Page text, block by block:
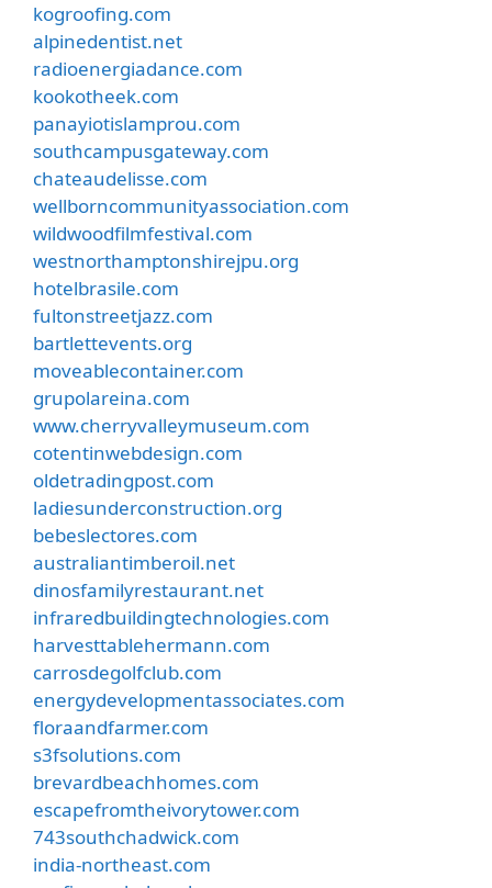
kogroofing.com
alpinedentist.net
radioenergiadance.com
kookotheek.com
panayiotislamprou.com
southcampusgateway.com
chateaudelisse.com
wellborncommunityassociation.com
wildwoodfilmfestival.com
westnorthamptonshirejpu.org
hotelbrasile.com
fultonstreetjazz.com
bartlettevents.org
moveablecontainer.com
grupolareina.com
www.cherryvalleymuseum.com
cotentinwebdesign.com
oldetradingpost.com
ladiesunderconstruction.org
bebeslectores.com
australiantimberoil.net
dinosfamilyrestaurant.net
infraredbuildingtechnologies.com
harvesttablehermann.com
carrosdegolfclub.com
energydevelopmentassociates.com
floraandfarmer.com
s3fsolutions.com
brevardbeachhomes.com
escapefromtheivorytower.com
743southchadwick.com
india-northeast.com